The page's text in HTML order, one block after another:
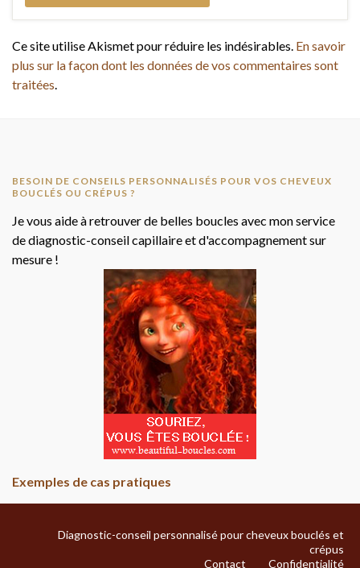
Ce site utilise Akismet pour réduire les indésirables. En savoir
plus sur la façon dont les données de vos commentaires sont
traitées.
BESOIN DE CONSEILS PERSONNALISÉS POUR VOS CHEVEUX
BOUCLÉS OU CRÉPUS ?
Je vous aide à retrouver de belles boucles avec mon service
de diagnostic-conseil capillaire et d'accompagnement sur
mesure !
Exemples de cas pratiques
Diagnostic-conseil personnalisé pour cheveux bouclés et
crépus
Contact
Confidentialité